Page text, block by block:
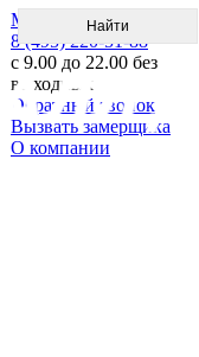
Меню
8 (495) 220-51-88
с 9.00 до 22.00 без
выходных
Обратный звонок
Вызвать замерщика
О компании